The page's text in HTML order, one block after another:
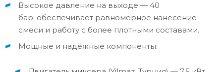
Высокое давление на выходе — 40
бар: обеспечивает равномерное нанесение
смеси и работу с более плотными составами.
Мощные и надёжные компоненты: